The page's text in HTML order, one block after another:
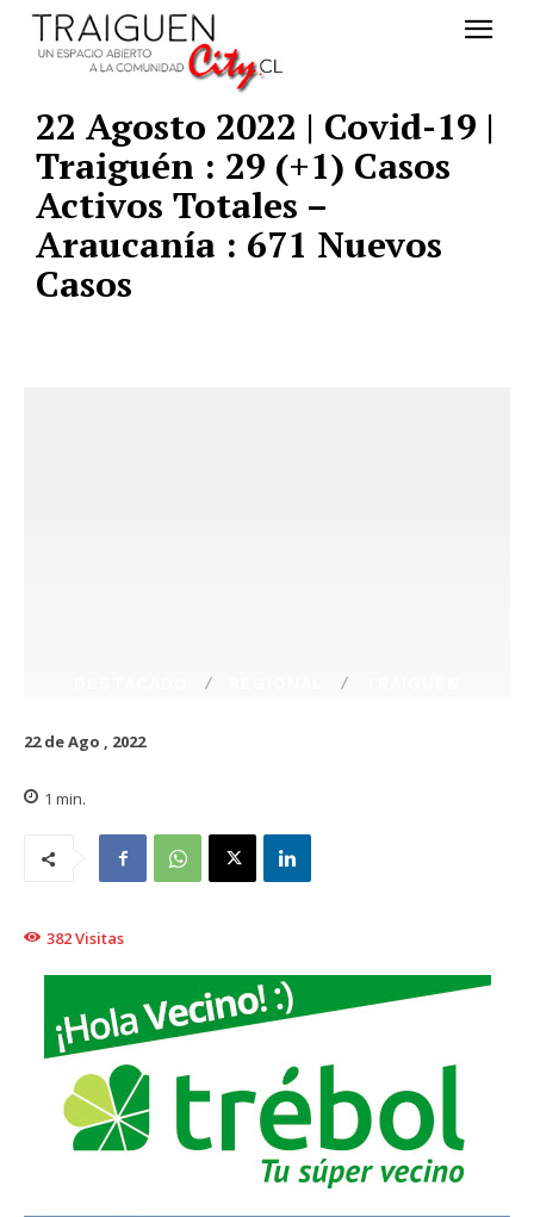
22 Agosto 2022 | Covid-19 |
Traiguén : 29 (+1) Casos
Activos Totales –
Araucanía : 671 Nuevos
Casos
22 de Ago , 2022
1 min.
382Visitas